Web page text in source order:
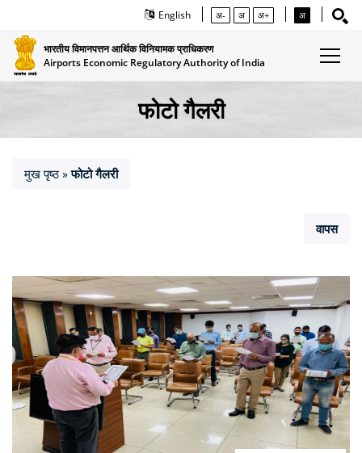
English अ- अ अ+ अ
भारतीय विमानपत्तन आर्थिक विनियामक प्राधिकरण
Airports Economic Regulatory Authority of India
फोटो गैलरी
मुख पृष्ठ » फोटो गैलरी
वापस